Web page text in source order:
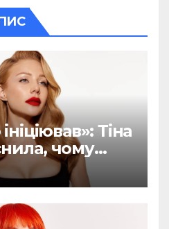
Тіна
чому
пісні був
(ФОТО)